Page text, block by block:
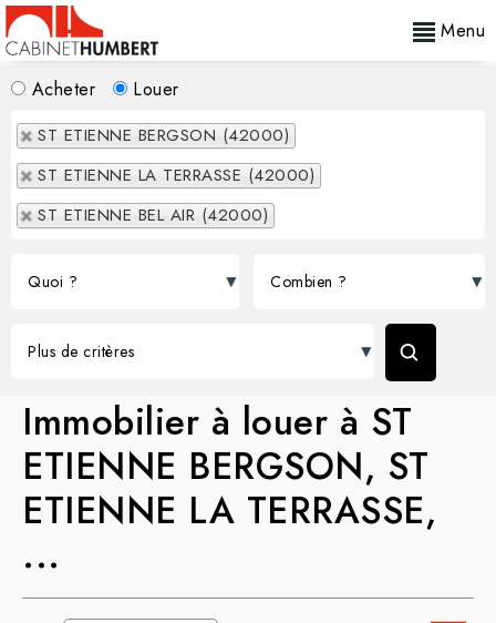
Menu
Acheter Louer
ST ETIENNE BERGSON (42000)
ST ETIENNE LA TERRASSE (42000)
ST ETIENNE BEL AIR (42000)
ACCUEIL >LOUER
Immobilier à louer à ST
ETIENNE BERGSON, ST
ETIENNE LA TERRASSE,
...